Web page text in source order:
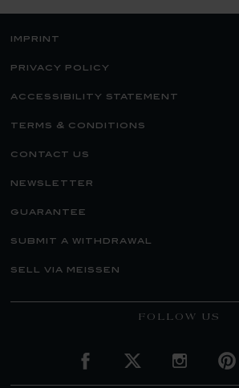
imprint
privacy policy
accessibility statement
terms & conditions
contact us
newsletter
guarantee
submit a withdrawal
sell via meissen
FOLLOW US